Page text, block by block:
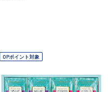
OPポイント対象